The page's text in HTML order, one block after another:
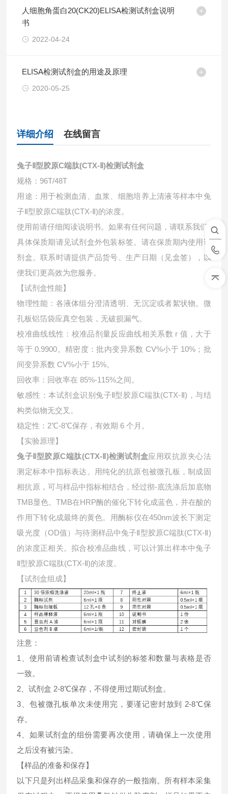
人细胞角蛋白20(CK20)ELISA检测试剂盒说明
书
2022-04-24
ELISA检测试剂盒的用途及原理
2020-05-25
详细介绍 在线留言
兔子Ⅱ型胶原C端肽(CTX-Ⅱ)检测试剂盒
规格：96T/48T
用途：用于检测血清、血浆、细胞培养上清液等样本中兔
子Ⅱ型胶原C端肽(CTX-Ⅱ)的浓度。
使用前请仔细阅读说明书。如果有任何问题，请联系我们
具体保质期请见试剂盒外包装标签。请在保质期内使用试
剂盒。联系时请提供产品货号、生产日期（见盒签），以
便我们更高效为您服务。
【试剂盒性能】
物理性能：各液体组分澄清透明、无沉淀或者絮状物。微
孔板铝箔袋应真空包装，无破损漏气。
校准曲线线性：校准品剂量反应曲线相关系数 r 值，大于
等于 0.9900。精密度：批内变异系数 CV%小于 10%；批
间变异系数 CV%小于 15%。
回收率：回收率在 85%-115%之间。
敏感性：本试剂盒识别兔子Ⅱ型胶原C端肽(CTX-Ⅱ)，与结
构类似物无交叉。
稳定性：2℃-8℃保存，有效期 6 个月。
【实验原理】
兔子Ⅱ型胶原C端肽(CTX-Ⅱ)检测试剂盒应用双抗原夹心法
测定标本中指标表达。用纯化的抗原包被微孔板，制成固
相抗原，可与样品中指标相结合，经过彻-底洗涤后加底物
TMB显色。TMB在HRP酶的催化下转化成蓝色，并在酸的
作用下转化成最终的黄色。用酶标仪在450nm波长下测定
吸光度（OD值）与待测样品中兔子Ⅱ型胶原C端肽(CTX-Ⅱ)
的浓度正相关。拟合校准品曲线，可以计算出样本中兔子
Ⅱ型胶原C端肽(CTX-Ⅱ)的浓度。
【试剂盒组成】
注意：
1、使用前请检查试剂盒中试剂的标签和数量与表格是否
一致。
2、试剂盒 2-8℃保存，不得使用过期试剂盒。
3、包被微孔板单次未使用完，要谨记密封放到 2-8℃保
存。
4、如果试剂盒的组份需要再次使用，请确保上一次使用
之后没有被污染。
【样品的准备和保存】
以下只是列出样品采集和保存的一般指南。所有样本采集